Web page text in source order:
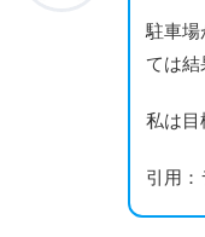
駐車場
ては結
私は目
引用：